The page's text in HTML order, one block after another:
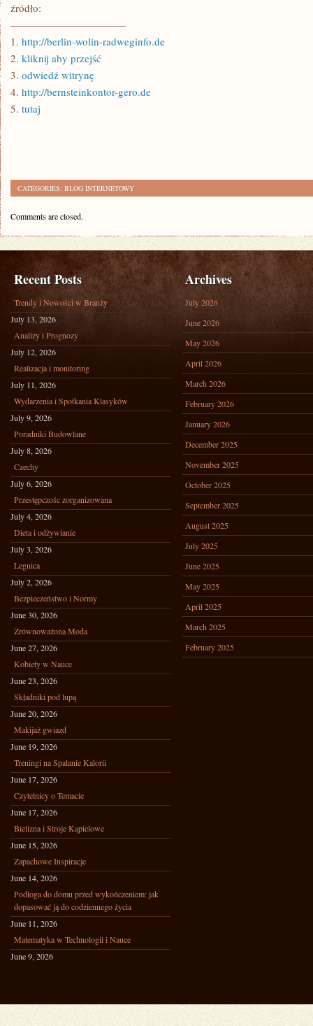
źródło:
———————————
1. http://berlin-wolin-radweginfo.de
2. kliknij aby przejść
3. odwiedź witrynę
4. http://bernsteinkontor-gero.de
5. tutaj
CATEGORIES: BLOG INTERNETOWY
Comments are closed.
Recent Posts
Trendy i Nowości w Branży
July 13, 2026
Analizy i Prognozy
July 12, 2026
Realizacja i monitoring
July 11, 2026
Wydarzenia i Spotkania Klasyków
July 9, 2026
Poradniki Budowlane
July 8, 2026
Czechy
July 6, 2026
Przestępczośc zorganizowana
July 4, 2026
Dieta i odżywianie
July 3, 2026
Legnica
July 2, 2026
Bezpieczeństwo i Normy
June 30, 2026
Zrównoważona Moda
June 27, 2026
Kobiety w Nauce
June 23, 2026
Składniki pod lupą
June 20, 2026
Makijaż gwiazd
June 19, 2026
Treningi na Spalanie Kalorii
June 17, 2026
Czytelnicy o Temacie
June 17, 2026
Bielizna i Stroje Kąpielowe
June 15, 2026
Zapachowe Inspiracje
June 14, 2026
Podłoga do domu przed wykończeniem: jak
dopasować ją do codziennego życia
June 11, 2026
Matematyka w Technologii i Nauce
June 9, 2026
Archives
July 2026
June 2026
May 2026
April 2026
March 2026
February 2026
January 2026
December 2025
November 2025
October 2025
September 2025
August 2025
July 2025
June 2025
May 2025
April 2025
March 2025
February 2025